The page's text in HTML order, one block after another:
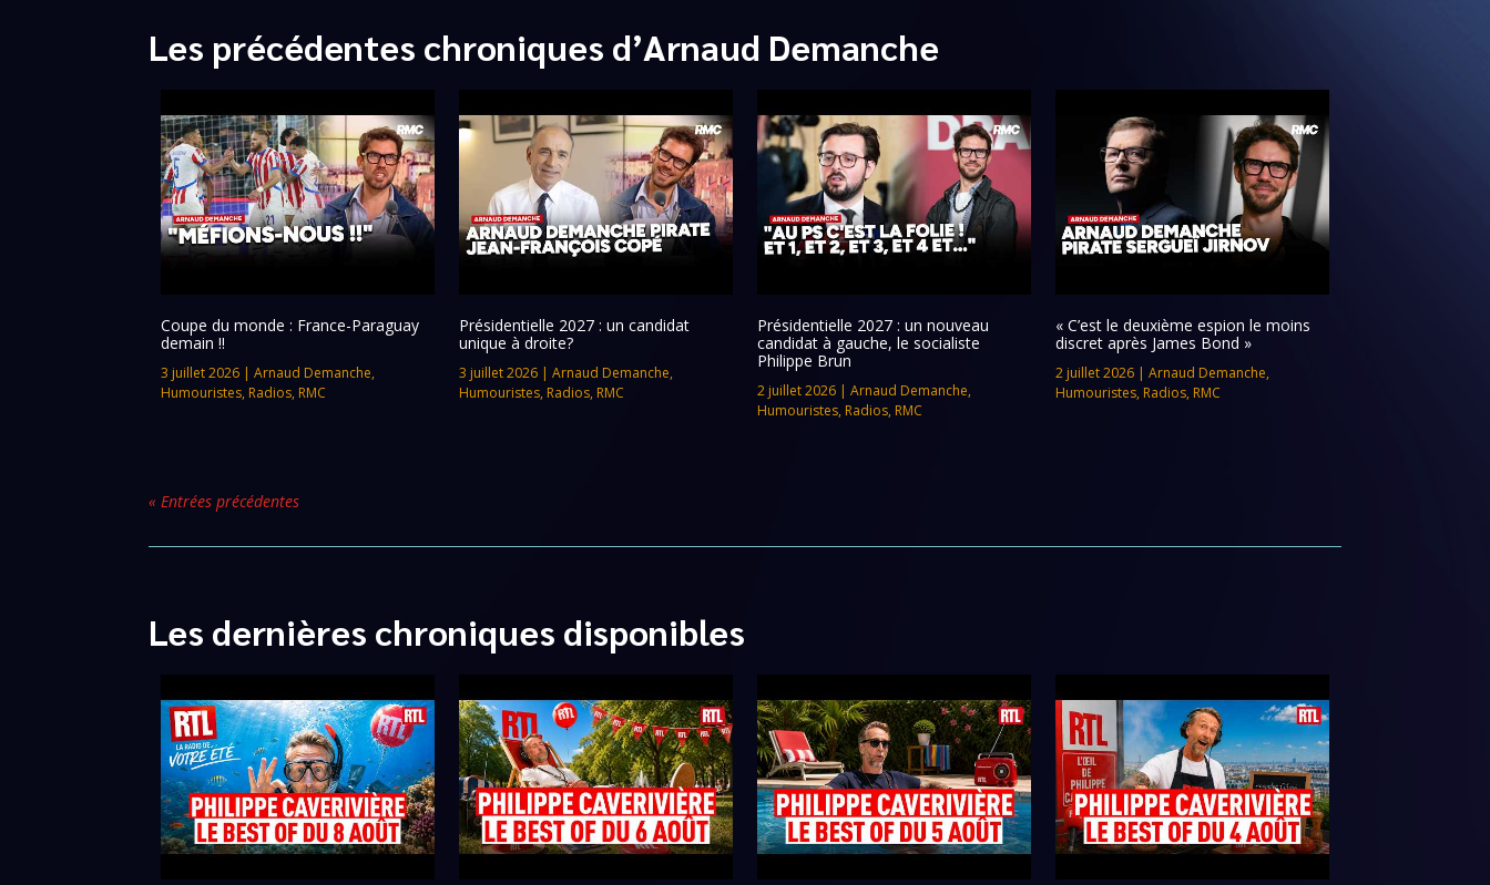
Les précédentes chroniques d’Arnaud Demanche
Coupe du monde : France-Paraguay
demain !!
3 juillet 2026 |Arnaud Demanche,
Humouristes, Radios, RMC
Présidentielle 2027 : un candidat
unique à droite?
3 juillet 2026| Arnaud Demanche,
Humouristes, Radios, RMC
Présidentielle 2027 : un nouveau
candidat à gauche, le socialiste
Philippe Brun
2 juillet 2026| Arnaud Demanche,
Humouristes, Radios, RMC
« C’est le deuxième espion le moins
discret après James Bond »
2 juillet 2026| Arnaud Demanche,
Humouristes, Radios, RMC
« Entrées précédentes
Les dernières chroniques disponibles